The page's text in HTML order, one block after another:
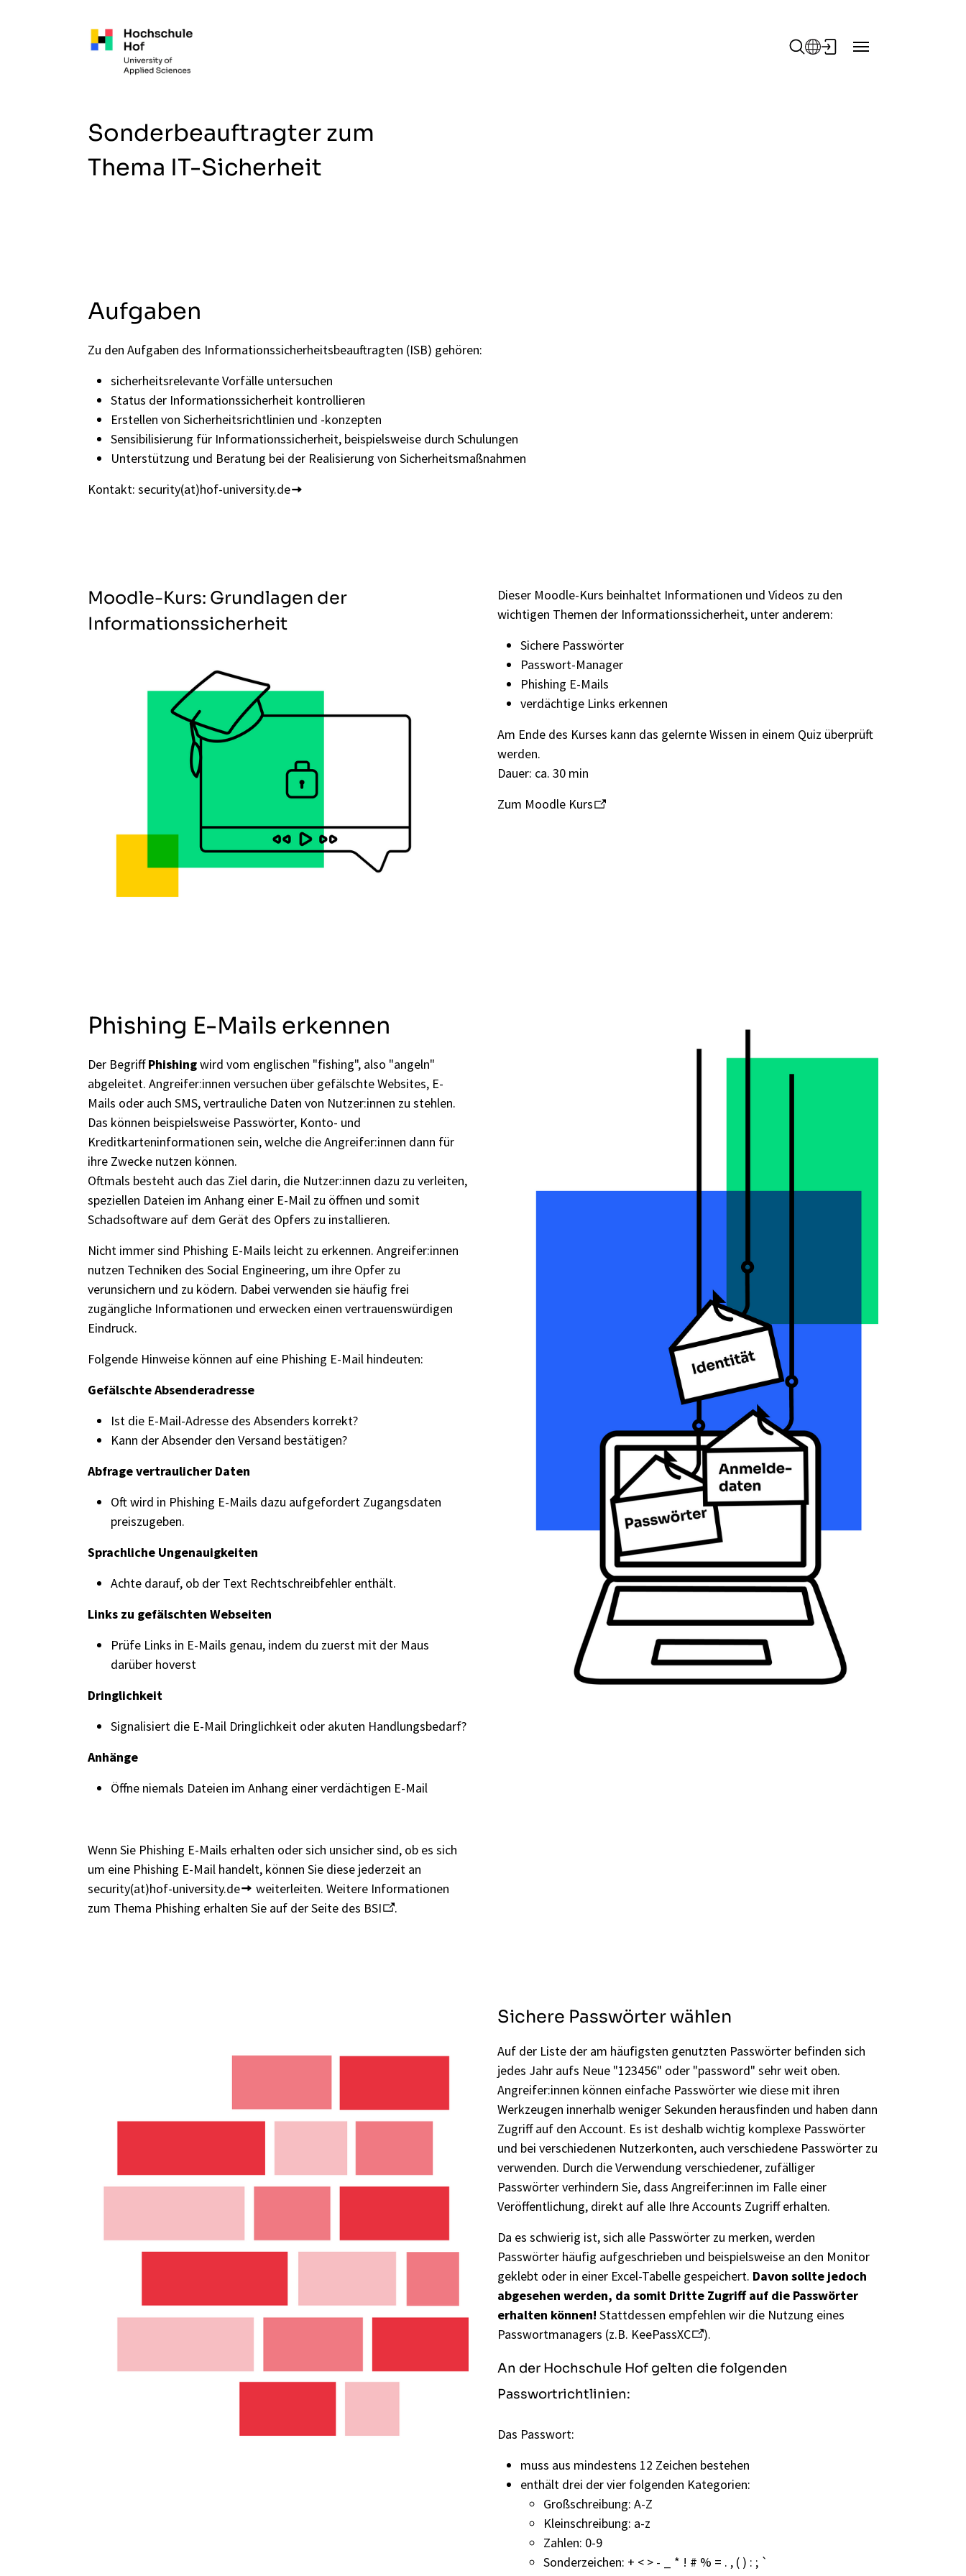
Sonderbeauftragter zum
Thema IT-Sicherheit
Aufgaben
Zu den Aufgaben des Informationssicherheitsbeauftragten (ISB) gehören:
sicherheitsrelevante Vorfälle untersuchen
Status der Informationssicherheit kontrollieren
Erstellen von Sicherheitsrichtlinien und -konzepten
Sensibilisierung für Informationssicherheit, beispielsweise durch Schulungen
Unterstützung und Beratung bei der Realisierung von Sicherheitsmaßnahmen
Kontakt: security(at)hof-university.de
Moodle-Kurs: Grundlagen der
Informationssicherheit
Dieser Moodle-Kurs beinhaltet Informationen und Videos zu den
wichtigen Themen der Informationssicherheit, unter anderem:
Sichere Passwörter
Passwort-Manager
Phishing E-Mails
verdächtige Links erkennen
Am Ende des Kurses kann das gelernte Wissen in einem Quiz überprüft
werden.
Dauer: ca. 30 min
Zum Moodle Kurs
Phishing E-Mails erkennen
Der BegriffPhishingwird vom englischen "fishing", also "angeln"
abgeleitet. Angreifer:innen versuchen über gefälschte Websites, E-
Mails oder auch SMS, vertrauliche Daten von Nutzer:innen zu stehlen.
Das können beispielsweise Passwörter, Konto- und
Kreditkarteninformationen sein, welche die Angreifer:innen dann für
ihre Zwecke nutzen können.
Oftmals besteht auch das Ziel darin, die Nutzer:innen dazu zu verleiten,
speziellen Dateien im Anhang einer E-Mail zu öffnen und somit
Schadsoftware auf dem Gerät des Opfers zu installieren.
Nicht immer sind Phishing E-Mails leicht zu erkennen. Angreifer:innen
nutzen Techniken des Social Engineering, um ihre Opfer zu
verunsichern und zu ködern. Dabei verwenden sie häufig frei
zugängliche Informationen und erwecken einen vertrauenswürdigen
Eindruck.
Folgende Hinweise können auf eine Phishing E-Mail hindeuten:
Gefälschte Absenderadresse
Ist die E-Mail-Adresse des Absenders korrekt?
Kann der Absender den Versand bestätigen?
Abfrage vertraulicher Daten
Oft wird in Phishing E-Mails dazu aufgefordert Zugangsdaten
preiszugeben.
Sprachliche Ungenauigkeiten
Achte darauf, ob der Text Rechtschreibfehler enthält.
Links zu gefälschten Webseiten
Prüfe Links in E-Mails genau, indem du zuerst mit der Maus
darüber hoverst
Dringlichkeit
Signalisiert die E-Mail Dringlichkeit oder akuten Handlungsbedarf?
Anhänge
Öffne niemals Dateien im Anhang einer verdächtigen E-Mail
Wenn Sie Phishing E-Mails erhalten oder sich unsicher sind, ob es sich
um eine Phishing E-Mail handelt, können Sie diese jederzeit an
security(at)hof-university.de
weiterleiten. Weitere Informationen
zum Thema Phishing erhalten Sie auf derSeite des BSI .
Sichere Passwörter wählen
Auf der Liste der am häufigsten genutzten Passwörter befinden sich
jedes Jahr aufs Neue "123456" oder "password" sehr weit oben.
Angreifer:innen können einfache Passwörter wie diese mit ihren
Werkzeugen innerhalb weniger Sekunden herausfinden und haben dann
Zugriff auf den Account. Es ist deshalb wichtig komplexe Passwörter
und bei verschiedenen Nutzerkonten, auch verschiedene Passwörter zu
verwenden. Durch die Verwendung verschiedener, zufälliger
Passwörter verhindern Sie, dass Angreifer:innen im Falle einer
Veröffentlichung, direkt auf alle Ihre Accounts Zugriff erhalten.
Da es schwierig ist, sich alle Passwörter zu merken, werden
Passwörter häufig aufgeschrieben und beispielsweise an den Monitor
geklebt oder in einer Excel-Tabelle gespeichert. Davon sollte jedoch
abgesehen werden, da somit Dritte Zugriff auf die Passwörter
erhalten können! Stattdessen empfehlen wir die Nutzung eines
Passwortmanagers (z.B. KeePassXC ).
An der Hochschule Hof gelten die folgenden
Passwortrichtlinien:
Das Passwort:
muss aus mindestens 12 Zeichen bestehen
enthält drei der vier folgenden Kategorien:
Großschreibung: A-Z
Kleinschreibung: a-z
Zahlen: 0-9
Sonderzeichen: + < > - _ * ! # % = . , ( ) : ; `